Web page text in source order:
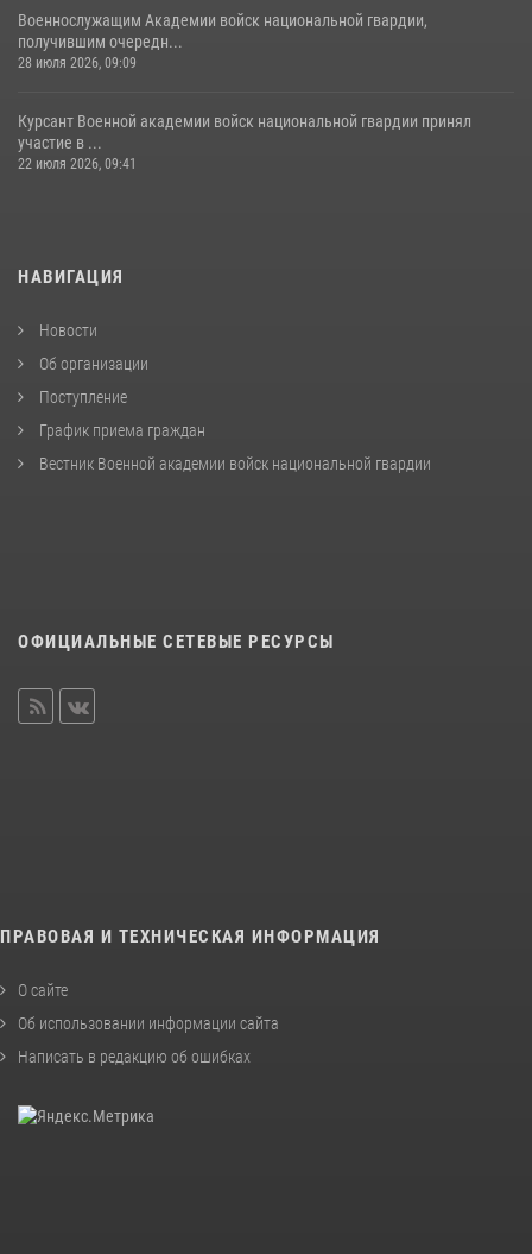
Военнослужащим Академии войск национальной гвардии,
получившим очередн...
28 июля 2026, 09:09
Курсант Военной академии войск национальной гвардии принял
участие в ...
22 июля 2026, 09:41
НАВИГАЦИЯ
Новости
Об организации
Поступление
График приема граждан
Вестник Военной академии войск национальной гвардии
ОФИЦИАЛЬНЫЕ СЕТЕВЫЕ РЕСУРСЫ
ПРАВОВАЯ И ТЕХНИЧЕСКАЯ ИНФОРМАЦИЯ
О сайте
Об использовании информации сайта
Написать в редакцию об ошибках